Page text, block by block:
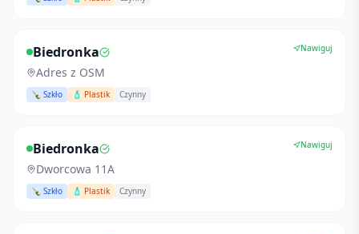
Biedronka
Adres z OSM
🍾 Szkło 🧴 Plastik Czynny
Nawiguj
Biedronka
Dworcowa 11A
🍾 Szkło 🧴 Plastik Czynny
Nawiguj